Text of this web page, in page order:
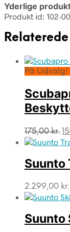
Yderlige
Produkt id: 102-
På Udsalg!
175,00kr.
Suunto
2.299,00 kr.
Suunto